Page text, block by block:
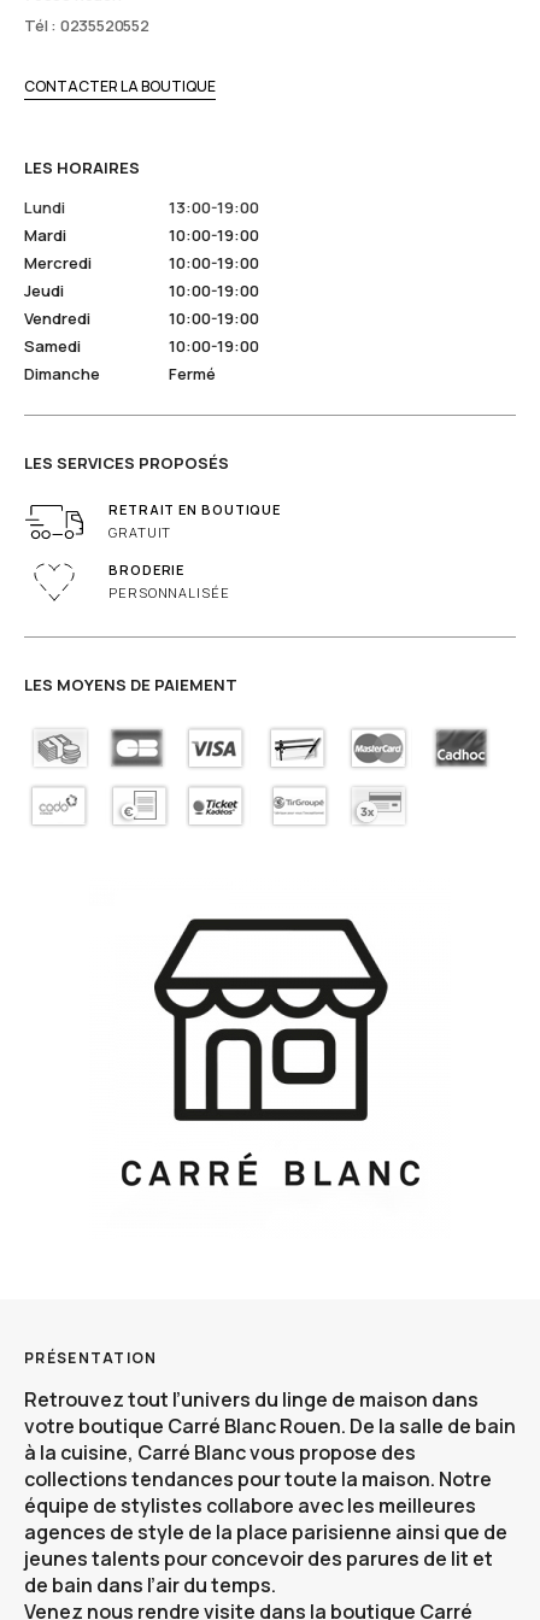
Tél : 0235520552
CONTACTER LA BOUTIQUE
LES HORAIRES
Lundi
13:00-19:00
Mardi
10:00-19:00
Mercredi
10:00-19:00
Jeudi
10:00-19:00
Vendredi
10:00-19:00
Samedi
10:00-19:00
Dimanche
Fermé
LES SERVICES PROPOSÉS
RETRAIT EN BOUTIQUE
GRATUIT
BRODERIE
PERSONNALISÉE
LES MOYENS DE PAIEMENT
PRÉSENTATION
Retrouvez tout l’univers du linge de maison dans
votre boutique Carré Blanc Rouen. De la salle de bain
à la cuisine, Carré Blanc vous propose des
collections tendances pour toute la maison. Notre
équipe de stylistes collabore avec les meilleures
agences de style de la place parisienne ainsi que de
jeunes talents pour concevoir des parures de lit et
de bain dans l’air du temps.
Venez nous rendre visite dans la boutique Carré